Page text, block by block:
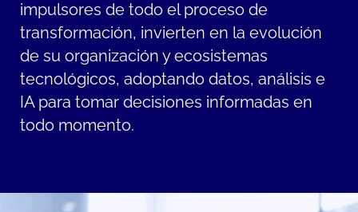
impulsores de todo el proceso de
transformación, invierten en la evolución
de su organización y ecosistemas
tecnológicos, adoptando datos, análisis e
IA para tomar decisiones informadas en
todo momento.